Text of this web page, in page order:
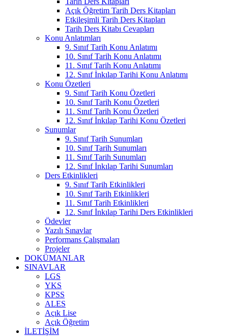
Açık Öğretim Tarih Ders Kitapları
Etkileşimli Tarih Ders Kitapları
Tarih Ders Kitabı Cevapları
Konu Anlatımları
9. Sınıf Tarih Konu Anlatımı
10. Sınıf Tarih Konu Anlatımı
11. Sınıf Tarih Konu Anlatımı
12. Sınıf İnkılap Tarihi Konu Anlatımı
Konu Özetleri
9. Sınıf Tarih Konu Özetleri
10. Sınıf Tarih Konu Özetleri
11. Sınıf Tarih Konu Özetleri
12. Sınıf İnkılap Tarihi Konu Özetleri
Sunumlar
9. Sınıf Tarih Sunumları
10. Sınıf Tarih Sunumları
11. Sınıf Tarih Sunumları
12. Sınıf İnkılap Tarihi Sunumları
Ders Etkinlikleri
9. Sınıf Tarih Etkinlikleri
10. Sınıf Tarih Etkinlikleri
11. Sınıf Tarih Etkinlikleri
12. Sınıf İnkılap Tarihi Ders Etkinlikleri
Ödevler
Yazılı Sınavlar
Performans Çalışmaları
Projeler
DOKÜMANLAR
SINAVLAR
LGS
YKS
KPSS
ALES
Açık Lise
Açık Öğretim
İLETIŞIM